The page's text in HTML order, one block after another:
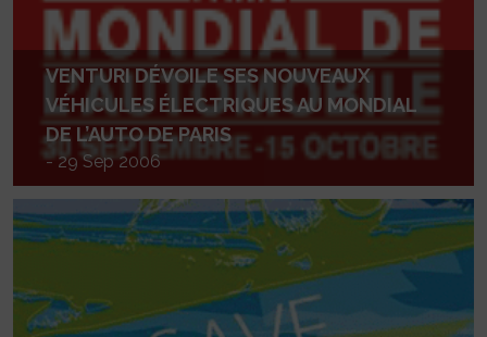
VENTURI DÉVOILE SES NOUVEAUX
VÉHICULES ÉLECTRIQUES AU MONDIAL
DE L’AUTO DE PARIS
- 29 Sep 2006